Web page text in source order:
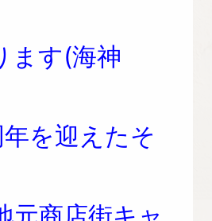
ます(海神
を迎えたそ